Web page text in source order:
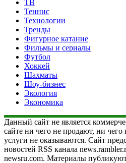
ТВ
Теннис
Технологии
Тренды
Фигурное катание
Фильмы и сериалы
Футбол
Хоккей
Шахматы
Шоу-бизнес
Экология
Экономика
Данный сайт не является
сайте ни чего не продают, ни
услуги не оказываются. Сайт
новостей RSS канала
newsru.com. Материалы